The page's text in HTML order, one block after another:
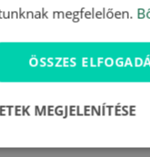
megfelelően.
ÖSSZES
MEGJELENÍTÉSE